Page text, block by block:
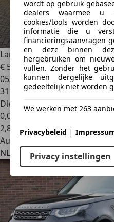
Land Rover Discovery4 3.0
€ 5.9871
05/2011
311.220 km
Diesel
0,0 l/100 km (gem.)
2,8
Autobedrijf
NL 7391 ALTwello
wordt op gebruik
dealers waarmee u
cookies/tools worden
informatie die u
financieringsaanvragen
en deze binnen
hergebruiken om
vullen. Zonder het
kunnen dergelijke
gedeeltelijk niet worden
We werken met 263
Privacybeleid |
Privacy instellingen